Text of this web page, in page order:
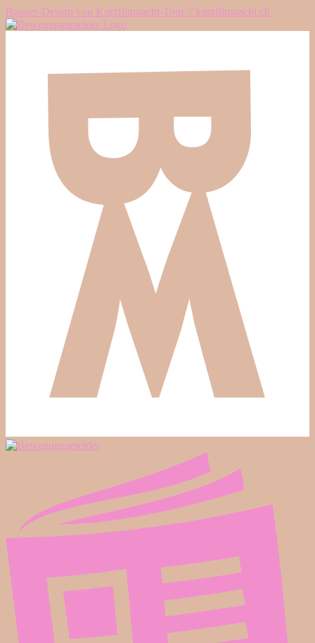
Banner-Design von Kurzfilmnacht-Tour // kurzfilmnacht.ch